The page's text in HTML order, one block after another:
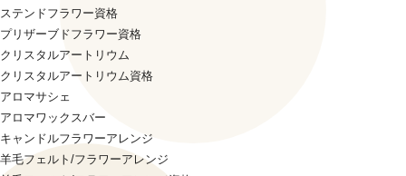
ステンドフラワー資格
プリザーブドフラワー資格
クリスタルアートリウム
クリスタルアートリウム資格
アロマサシェ
アロマワックスバー
キャンドルフラワーアレンジ
羊毛フェルト/フラワーアレンジ